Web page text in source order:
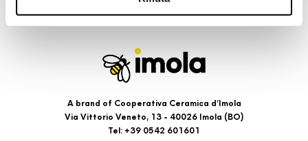
banner comporterà il permanere dei soli cookie tecnici ed
comunque modificare le tue scelte in qualsiasi momento,
accedendo al link presente nel footer.
A brand of Cooperativa Ceramica d’Imola
Via Vittorio Veneto, 13 - 40026 Imola (BO)
Tel: +39 0542 601601